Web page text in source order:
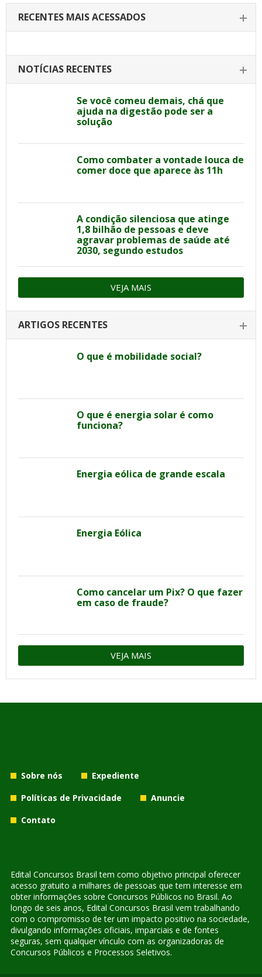
RECENTES MAIS ACESSADOS
NOTÍCIAS RECENTES
Se você comeu demais, chá que
ajuda na digestão pode ser a
solução
Como combater a vontade louca de
comer doce que aparece às 11h
A condição silenciosa que atinge
1,8 bilhão de pessoas e deve
agravar problemas de saúde até
2030, segundo estudos
VEJA MAIS
ARTIGOS RECENTES
O que é mobilidade social?
O que é energia solar é como
funciona?
Energia eólica de grande escala
Energia Eólica
Como cancelar um Pix? O que fazer
em caso de fraude?
VEJA MAIS
Sobre nós
Expediente
Políticas de Privacidade
Anuncie
Contato
Edital Concursos Brasil tem como objetivo principal oferecer
acesso gratuito a milhares de pessoas que tem interesse em
obter informações sobre Concursos Públicos no Brasil. Ao
longo de seis anos, Edital Concursos Brasil vem trabalhando
com o compromisso de ter um impacto positivo na sociedade,
divulgando informações oficiais, imparciais e de fontes
seguras, sem qualquer vínculo com as organizadoras de
Concursos Públicos e Processos Seletivos.